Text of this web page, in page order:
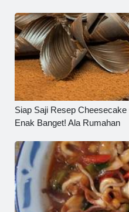
Siap Saji Resep
Enak Banget! Ala Rumahan